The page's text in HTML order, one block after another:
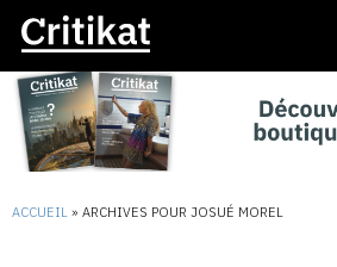
ACCUEIL » ARCHIVES POUR JOSUÉ MOREL